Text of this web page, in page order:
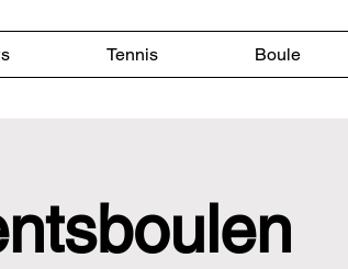
Tennis Boule